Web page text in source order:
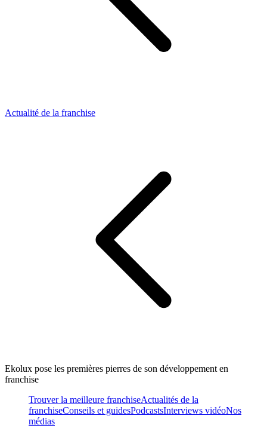
Actualité de la franchise
Ekolux pose les premières pierres de son développement en
franchise
Trouver la meilleure franchiseActualités de la
franchiseConseils et guidesPodcastsInterviews vidéoNos
médias